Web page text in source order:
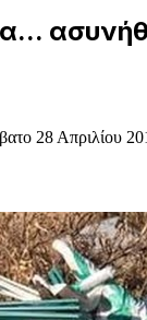
28 Απριλίου